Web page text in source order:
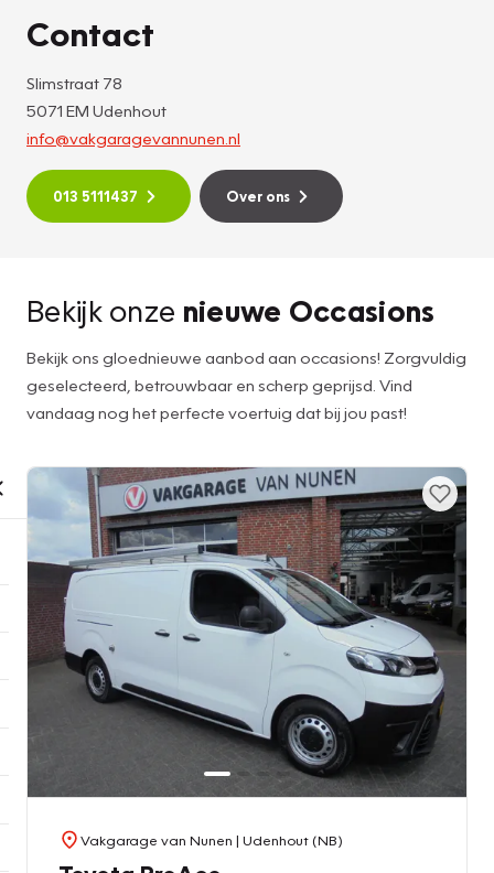
Contact
Slimstraat 78
5071 EM Udenhout
info@vakgaragevannunen.nl
013 5111437 Over ons
Bekijk onze nieuwe Occasions
Bekijk ons gloednieuwe aanbod aan occasions! Zorgvuldig
geselecteerd, betrouwbaar en scherp geprijsd. Vind
vandaag nog het perfecte voertuig dat bij jou past!
Vakgarage van Nunen | Udenhout (NB)